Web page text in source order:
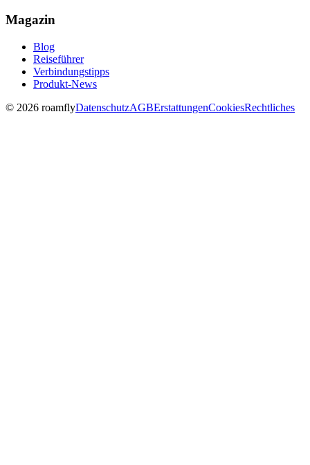
Magazin
Blog
Reiseführer
Verbindungstipps
Produkt-News
© 2026 roamflyDatenschutzAGBErstattungenCookiesRechtliches